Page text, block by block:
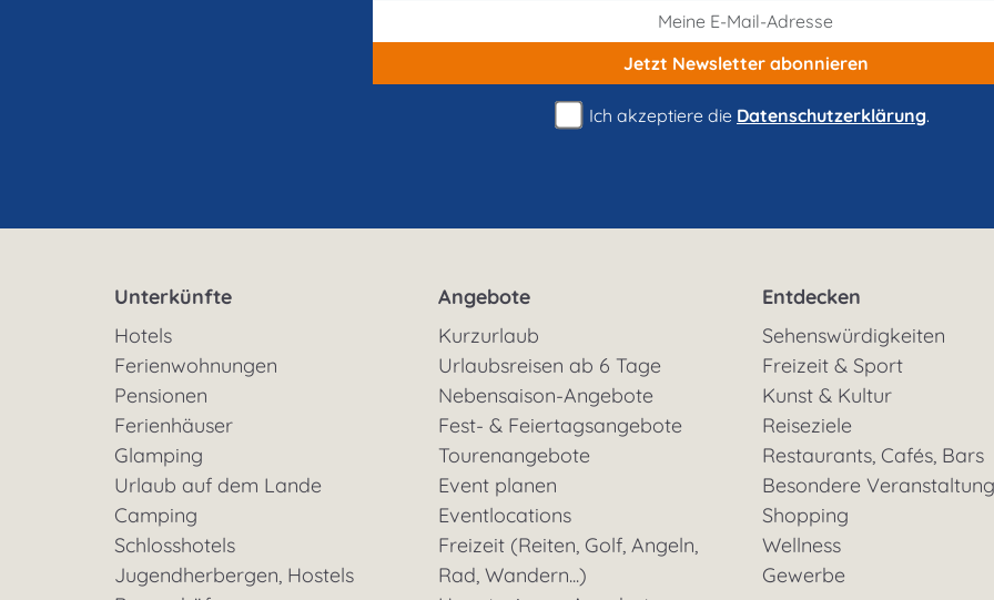
Jetzt Newsletterabonnieren
Ich akzeptiere die Datenschutzerklärung.
Unterkünfte
Hotels
Ferienwohnungen
Pensionen
Ferienhäuser
Glamping
Urlaub auf dem Lande
Camping
Schlosshotels
Jugendherbergen, Hostels
Angebote
Kurzurlaub
Urlaubsreisen ab 6 Tage
Nebensaison-Angebote
Fest- & Feiertagsangebote
Tourenangebote
Event planen
Eventlocations
Freizeit (Reiten, Golf, Angeln,
Rad, Wandern...)
Entdecken
Sehenswürdigkeiten
Freizeit & Sport
Kunst & Kultur
Reiseziele
Restaurants, Cafés, Bars
Besondere
Shopping
Wellness
Gewerbe